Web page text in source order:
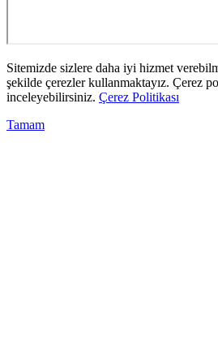
Sitemizde sizlere daha iyi hizmet
şekilde çerezler kullanmaktayız. Çerez
inceleyebilirsiniz. Çerez Politikası
Tamam